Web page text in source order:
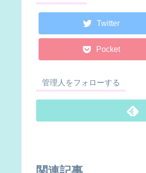
Twitter
Pocket
管理人をフォローする